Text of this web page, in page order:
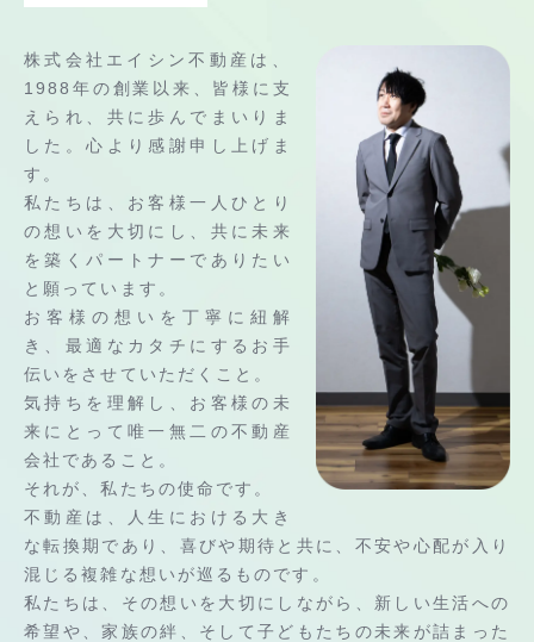
株式会社エイシン不動産は、
1988年の創業以来、皆様に支
えられ、共に歩んでまいりま
した。心より感謝申し上げま
す。
私たちは、お客様一人ひとり
の想いを大切にし、共に未来
を築くパートナーでありたい
と願っています。
お客様の想いを丁寧に紐解
き、最適なカタチにするお手
伝いをさせていただくこと。
気持ちを理解し、お客様の未
来にとって唯一無二の不動産
会社であること。
それが、私たちの使命です。
不動産は、人生における大き
な転換期であり、喜びや期待と共に、不安や心配が入り
混じる複雑な想いが巡るものです。
私たちは、その想いを大切にしながら、新しい生活への
希望や、家族の絆、そして子どもたちの未来が詰まった